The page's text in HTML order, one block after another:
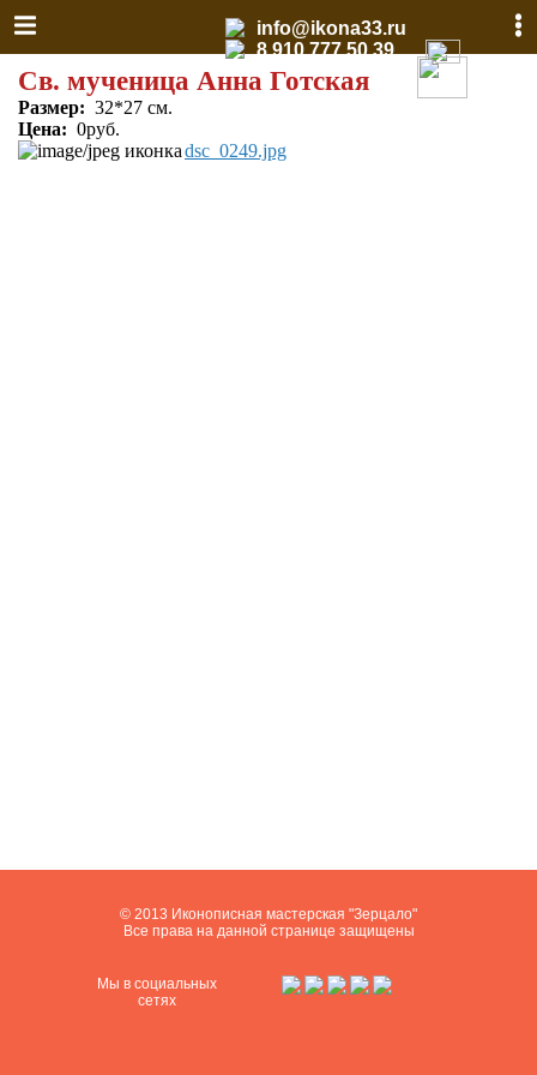
info@ikona33.ru
8 910 777 50 39
Св. мученица Анна Готская
Размер: 32*27 см.
Цена: 0руб.
dsc_0249.jpg
© 2013 Иконописная мастерская "Зерцало"
Все права на данной странице защищены
Мы в социальных
сетях